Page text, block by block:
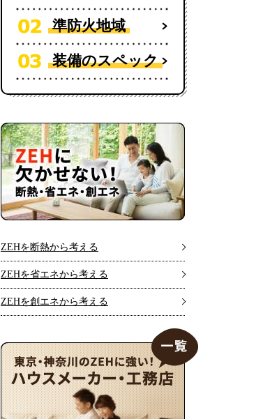
準防火地域
装備のスペック
ZEHを断熱から考える
ZEHを省エネから考える
ZEHを創エネから考える